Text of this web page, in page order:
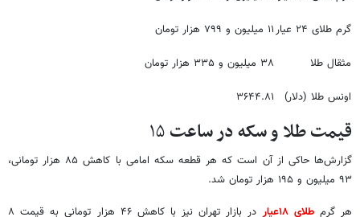
گرم طلای ۲۴ عیار ۱۱ میلیون و ۷۹۹ هزار تومان
مثقال طلا ۳۸ میلیون و ۳۳۵ هزار تومان
اونس طلا (دلار) ۳۶۴۴.۸۱
قیمت طلا و سکه در ساعت۱۵
گزارش‌ها حاکی از آن است که هر قطعه سکه امامی با کاهش ۸۵ هزار تومانی،
۹۳ میلیون و ۱۹۵ هزار تومان شد.
هر گرمطلای ۱۸عیار
در بازار تهران نیز با کاهش ۴۶ هزار تومانی به قیمت ۸